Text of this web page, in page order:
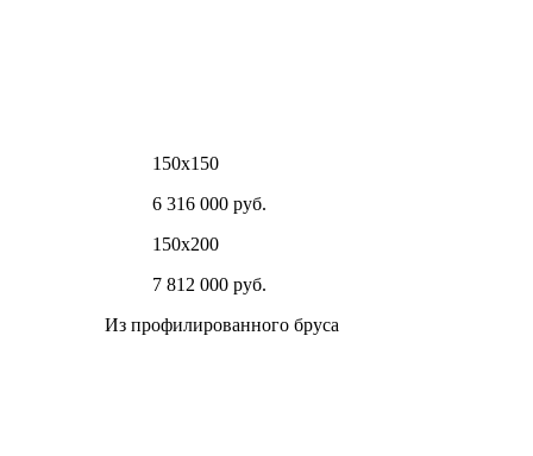
150х150
6 316 000 руб.
150х200
7 812 000 руб.
Из профилированного бруса